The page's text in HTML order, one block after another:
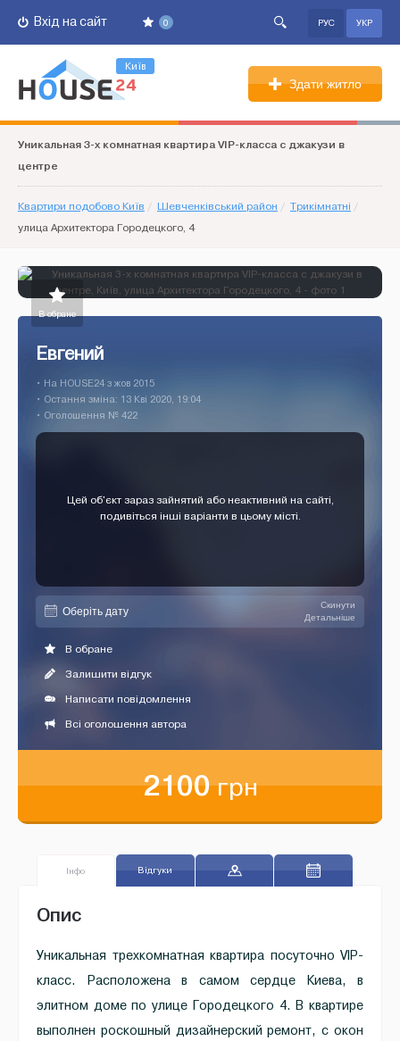
0
Вхід на сайт РУС УКР
Київ
Здати житло
Уникальная 3-х комнатная квартира VIP-класса с джакузи в
центре
Квартири подобово Київ / Шевченківський район / Трикімнатні /
улица Архитектора Городецкого, 4
В обране
Евгений
• На HOUSE24 з жов 2015
• Остання зміна: 13 Кві 2020, 19:04
• Оголошення № 422
Цей об'єкт зараз зайнятий або неактивний на сайті,
подивіться інші варіанти в цьому місті.
Скинути
Детальніше
В обране
Залишити відгук
Написати повідомлення
Всі оголошення автора
2100грн
Iнфо Відгуки
Oпис
Уникальная трехкомнатная квартира посуточно VIP-
класс. Расположена в самом сердце Киева, в
элитном доме по улице Городецкого 4. В квартире
выполнен роскошный дизайнерский ремонт, с окон